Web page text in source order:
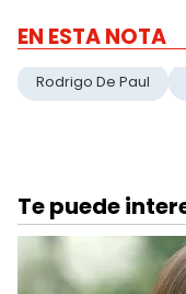
EN ESTA NOTA
Rodrigo De Paul